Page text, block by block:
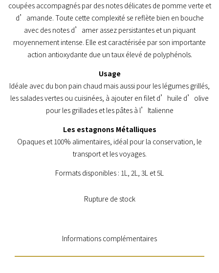
coupées accompagnés par des notes délicates de pomme verte et
d’amande. Toute cette complexité se reflète bien en bouche
avec des notes d’amer assez persistantes et un piquant
moyennement intense. Elle est caractérisée par son importante
action antioxydante due un taux élevé de polyphénols.
Usage
Idéale avec du bon pain chaud mais aussi pour les légumes grillés,
les salades vertes ou cuisinées, à ajouter en filet d’huile d’olive
pour les grillades et les pâtes à l’Italienne
Les estagnons Métalliques
Opaques et 100% alimentaires, idéal pour la conservation, le
transport et les voyages.
Formats disponibles : 1L, 2L, 3L et 5L
Rupture de stock
Informations complémentaires